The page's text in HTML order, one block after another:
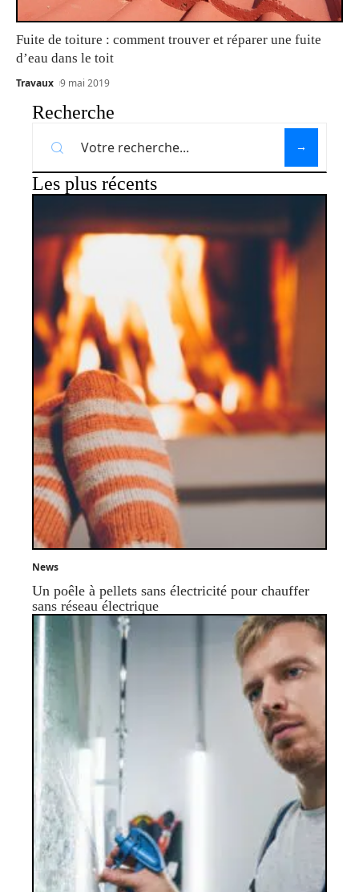
Fuite de toiture : comment trouver et réparer une fuite
d’eau dans le toit
Travaux 9 mai 2019
Recherche
Les plus récents
News
Un poêle à pellets sans électricité pour chauffer
sans réseau électrique